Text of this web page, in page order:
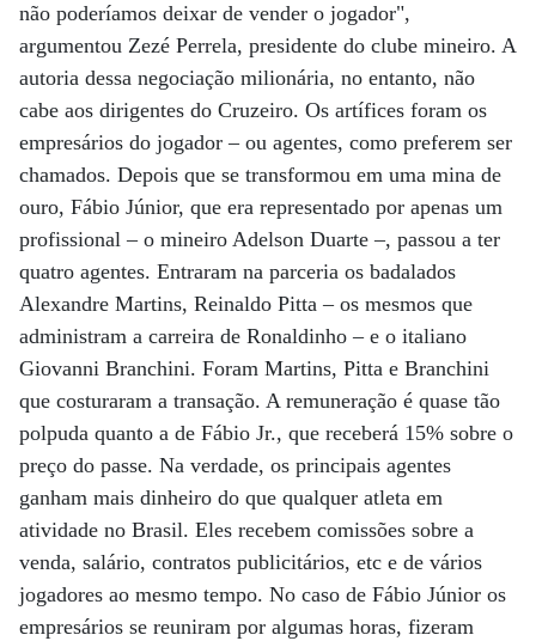
não poderíamos deixar de vender o jogador",
argumentou Zezé Perrela, presidente do clube mineiro. A
autoria dessa negociação milionária, no entanto, não
cabe aos dirigentes do Cruzeiro. Os artífices foram os
empresários do jogador – ou agentes, como preferem ser
chamados. Depois que se transformou em uma mina de
ouro, Fábio Júnior, que era representado por apenas um
profissional – o mineiro Adelson Duarte –, passou a ter
quatro agentes. Entraram na parceria os badalados
Alexandre Martins, Reinaldo Pitta – os mesmos que
administram a carreira de Ronaldinho – e o italiano
Giovanni Branchini. Foram Martins, Pitta e Branchini
que costuraram a transação. A remuneração é quase tão
polpuda quanto a de Fábio Jr., que receberá 15% sobre o
preço do passe. Na verdade, os principais agentes
ganham mais dinheiro do que qualquer atleta em
atividade no Brasil. Eles recebem comissões sobre a
venda, salário, contratos publicitários, etc e de vários
jogadores ao mesmo tempo. No caso de Fábio Júnior os
empresários se reuniram por algumas horas, fizeram